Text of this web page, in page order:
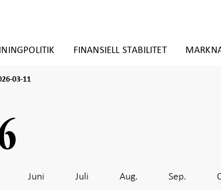
FINANSIELL STABILITET
03-11
Juni Juli Aug. Sep.